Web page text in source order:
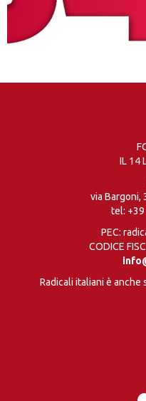
IL 14
via Bargoni,
tel:
PEC:
CODICE
Radicali italiani è anche